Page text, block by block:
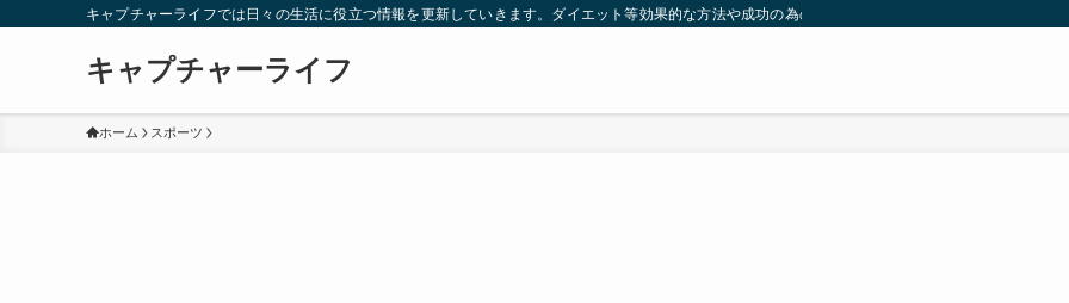
キャプチャーライフでは日々の生活に役立つ情報を更新していきます。ダイエット等効果的な方法や成功の為の秘訣等。太ったり悩んでいる方々が
キャプチャーライフ
ホーム スポーツ